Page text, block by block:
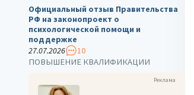
Официальный отзыв Правительства
РФ на законопроект о
психологической помощи и
поддержке
27.07.2026
10
ПОВЫШЕНИЕ КВАЛИФИКАЦИИ
Реклама